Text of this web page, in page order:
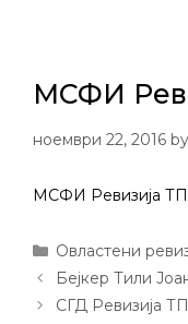
МСФИ
ноември 22, 2016 by
МСФИ Ревизија ТП
Categories
Овластени
Post
navigation
Бејкер Тили
СГД Ревизија